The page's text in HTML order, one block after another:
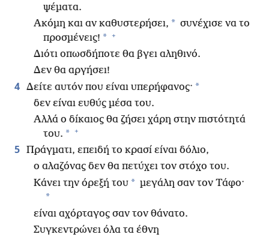
ψέματα.
Ακόμη και αν καθυστερήσει, * συνέχισε να το
προσμένεις! * +
Διότι οπωσδήποτε θα βγει αληθινό.
Δεν θα αργήσει!
4 Δείτε αυτόν που είναι υπερήφανος· *
δεν είναι ευθύς μέσα του.
Αλλά ο δίκαιος θα ζήσει χάρη στην πιστότητά
του. * +
5 Πράγματι, επειδή το κρασί είναι δόλιο,
ο αλαζόνας δεν θα πετύχει τον στόχο του.
Κάνει την όρεξή του * μεγάλη σαν τον Τάφο·
*
είναι αχόρταγος σαν τον θάνατο.
Συγκεντρώνει όλα τα έθνη